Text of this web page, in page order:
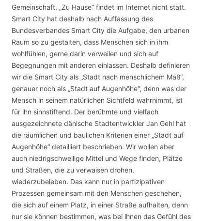
Gemeinschaft. „Zu Hause“ findet im Internet nicht statt.
Smart City hat deshalb nach Auffassung des
Bundesverbandes Smart City die Aufgabe, den urbanen
Raum so zu gestalten, dass Menschen sich in ihm
wohlfühlen, gerne darin verweilen und sich auf
Begegnungen mit anderen einlassen. Deshalb definieren
wir die Smart City als „Stadt nach menschlichem Maß“,
genauer noch als „Stadt auf Augenhöhe“, denn was der
Mensch in seinem natürlichen Sichtfeld wahrnimmt, ist
für ihn sinnstiftend. Der berühmte und vielfach
ausgezeichnete dänische Stadtentwickler Jan Gehl hat
die räumlichen und baulichen Kriterien einer „Stadt auf
Augenhöhe“ detailliert beschrieben. Wir wollen aber
auch niedrigschwellige Mittel und Wege finden, Plätze
und Straßen, die zu verwaisen drohen,
wiederzubeleben. Das kann nur in partizipativen
Prozessen gemeinsam mit den Menschen geschehen,
die sich auf einem Platz, in einer Straße aufhalten, denn
nur sie können bestimmen, was bei ihnen das Gefühl des